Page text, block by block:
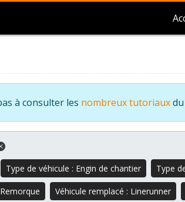
à consulter les nombreux tutoriaux
Type de véhicule : Engin de chantier Type
Véhicule remplacé : Linerunner